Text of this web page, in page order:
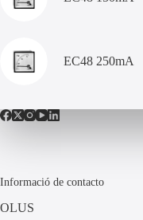
EC48 250mA
Informació de contacto
OLUS